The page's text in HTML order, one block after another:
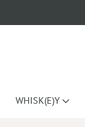
WHISK(E)Y